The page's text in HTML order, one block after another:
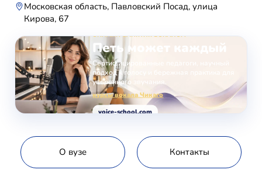
Московская область, Павловский Посад, улица
Кирова, 67
ОНЛАЙН-ЗАНЯТИЯ ВОКАЛОМ
Петь может каждый
Сертифицированные педагоги, научный
подход к голосу и бережная практика для
уверенного звучания.
курсы вокала Чикаго
voice-school.com
О вузе Контакты